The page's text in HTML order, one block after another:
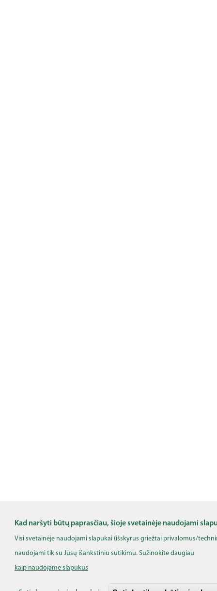
Kad naršyti būtų paprasčiau, šioje svetainėje naudojami
Visi svetainėje naudojami slapukai (išskyrus griežtai privalomus/
naudojami tik su Jūsų išankstiniu sutikimu. Sužinokite daugiau
kaip naudojame slapukus